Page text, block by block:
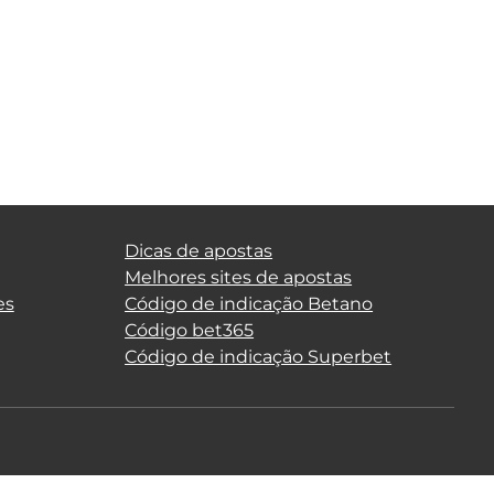
Dicas de apostas
Melhores sites de apostas
Código de indicação Betano
Código bet365
Código de indicação Superbet